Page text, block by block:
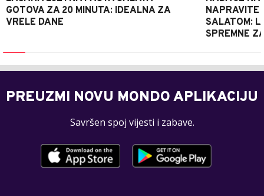
GOTOVA ZA 20 MINUTA: IDEALNA ZA
VRELE DANE
NAPRAVITE
SALATOM:
SPREMNE
PREUZMI NOVU MONDO APLIKACIJU
Savršen spoj vijesti i zabave.